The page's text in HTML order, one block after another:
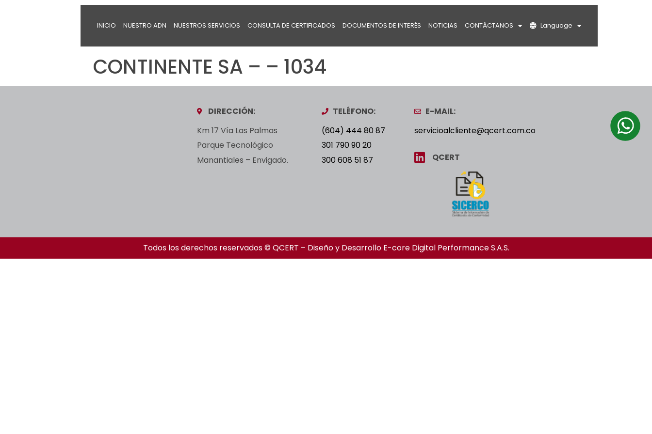
INICIO NUESTRO ADN NUESTROS SERVICIOS CONSULTA DE CERTIFICADOS DOCUMENTOS DE INTERÉS NOTICIAS CONTÁCTANOS Language
CONTINENTE SA – – 1034
DIRECCIÓN:
Km 17 Vía Las Palmas
Parque Tecnológico
Manantiales – Envigado.
TELÉFONO:
(604) 444 80 87
301 790 90 20
300 608 51 87
E-MAIL:
servicioalcliente@qcert.com.co
QCERT
Todos los derechos reservados © QCERT – Diseño y Desarrollo E-core Digital Performance S.A.S.